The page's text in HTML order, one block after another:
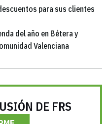
para sus clientes
del año en Bétera y
Valenciana
DE FRS